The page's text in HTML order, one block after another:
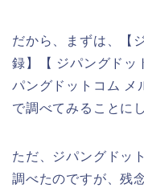
だから、まずは、【
録】【 ジパングドッ
パングドットコム メ
で調べてみることに
ただ、ジパングドッ
調べたのですが、残